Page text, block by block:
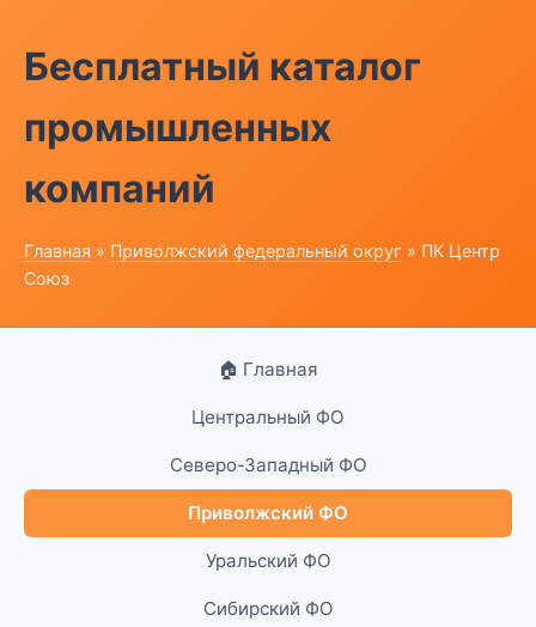
Бесплатный каталог
промышленных
компаний
Главная » Приволжский федеральный округ » ПК Центр
Союз
🏠 Главная
Центральный ФО
Северо-Западный ФО
Приволжский ФО
Уральский ФО
Сибирский ФО